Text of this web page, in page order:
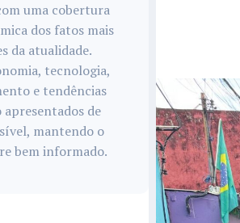
uma cobertura
dos fatos mais
da atualidade.
tecnologia,
e tendências
apresentados de
mantendo o
bem informado.